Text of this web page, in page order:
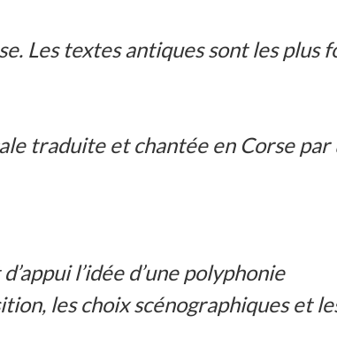
Les textes antiques sont les plus
traduite et chantée en Corse par
l’idée d’une polyphonie
les choix scénographiques et